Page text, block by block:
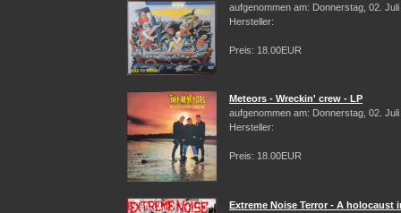
aufgenommen am: Donnerstag, 02. Juli
Hersteller:
Preis: 18.00EUR
Meteors - Wreckin' crew - LP
aufgenommen am: Donnerstag, 02. Juli
Hersteller:
Preis: 18.00EUR
Extreme Noise Terror - A holocaust